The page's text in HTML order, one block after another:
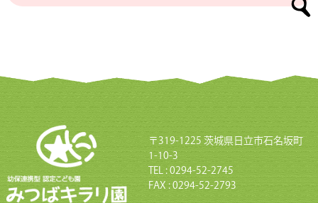
〒319-1225 茨城県日立市石名坂町
1-10-3
TEL : 0294-52-2745
FAX : 0294-52-2793